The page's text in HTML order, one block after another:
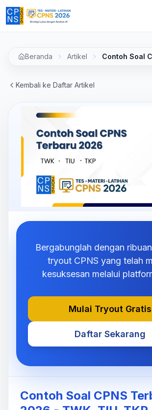
Beranda Artikel
Kembali ke Daftar Artikel
Bergabunglah dengan
tryout CPNS yang telah
kesuksesan melalui
Mulai Tryout Gratis
Daftar Sekarang
Contoh Soal CPNS